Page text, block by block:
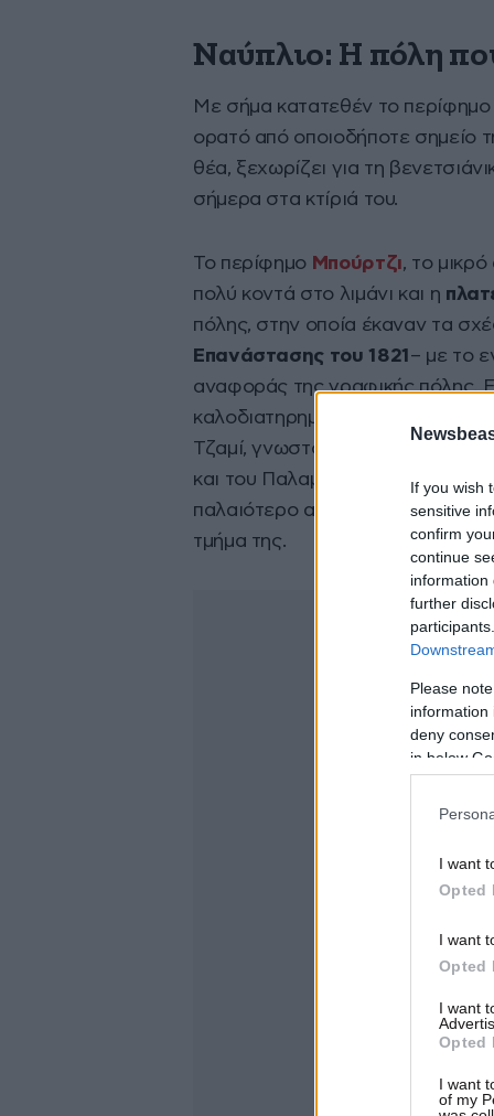
If you wish
sensitive
confirm
continue
information
further
Please
information
deny
in below
I want
Opted
I want
Opted
I want
Opted
I want
of my
Ναύπλιο: Η πόλη
Με σήμα κατατεθέν το περίφημο
ορατό από οποιοδήποτε σημείο
θέα, ξεχωρίζει για τη
σήμερα στα κτίριά του.
Το περίφημο Μπούρτζι, το
πολύ κοντά στο λιμάνι και η
πόλης, στην οποία έκαναν τα
Επανάστασης του 1821 – με το
αναφοράς της γραφικής πόλης.
καλοδιατηρημένο τζαμί, όπου
Τζαμί, γνωστό σήμερα και ως
και του Παλαμηδίου συναντάται
παλαιότερο από τα φρούρια της
τμήμα της.